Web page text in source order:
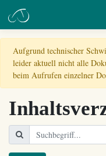
Aufgrund technischer
leider aktuell nicht alle
beim Aufrufen einzelner